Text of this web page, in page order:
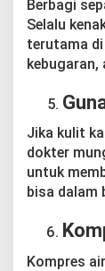
Berbagi
Selalu
terutama
kebugaran,
Jika kulit
dokter
untuk
bisa dalam
Kompres